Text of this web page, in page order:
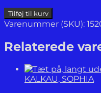
Vanished
Paths.
of
Representation
Destruction
Tilføj til kurv
Varenummer (SKU):
Relaterede
KALKAU, SOPHIA